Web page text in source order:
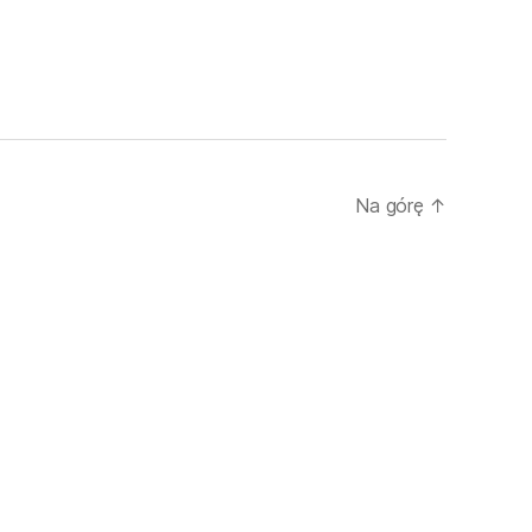
Na górę ↑